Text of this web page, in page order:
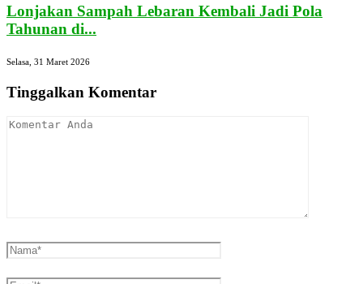
Lonjakan Sampah Lebaran Kembali Jadi Pola
Tahunan di...
Selasa, 31 Maret 2026
Tinggalkan Komentar